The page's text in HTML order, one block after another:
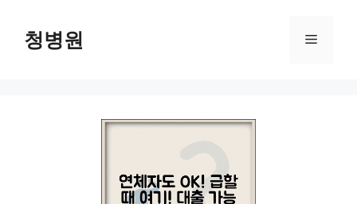
청병원 메